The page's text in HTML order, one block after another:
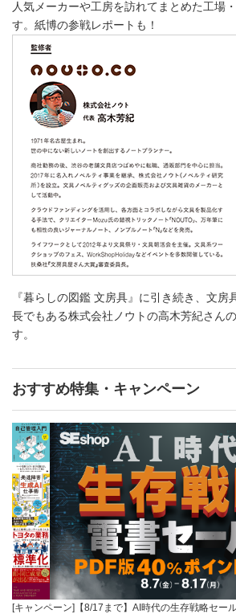
人気メーカーや工房を訪れてまとめた工場
す。紙博の参戦レポートも！
『暮らしの図鑑 文房具』に引き続き、文房
長でもある株式会社ノウトの高木芳紀さん
す。
おすすめ特集・キャンペーン
[キャンペーン]【8/17まで】AI時代の生存戦略セー